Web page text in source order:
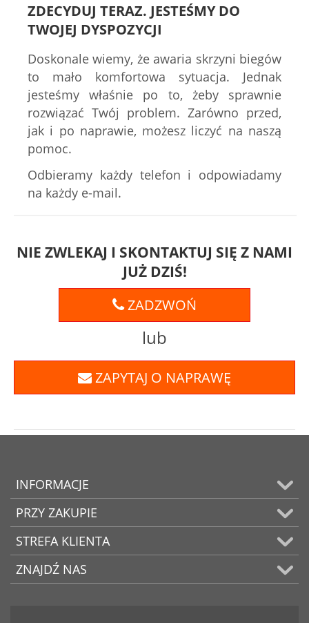
ZDECYDUJ TERAZ. JESTEŚMY DO
TWOJEJ DYSPOZYCJI
Doskonale wiemy, że awaria skrzyni biegów
to mało komfortowa sytuacja. Jednak
jesteśmy właśnie po to, żeby sprawnie
rozwiązać Twój problem. Zarówno przed,
jak i po naprawie, możesz liczyć na naszą
pomoc.
Odbieramy każdy telefon i odpowiadamy
na każdy e-mail.
NIE ZWLEKAJ I SKONTAKTUJ SIĘ Z NAMI
JUŻ DZIŚ!
ZADZWOŃ
lub
ZAPYTAJ O NAPRAWĘ
INFORMACJE
PRZY ZAKUPIE
STREFA KLIENTA
ZNAJDŹ NAS